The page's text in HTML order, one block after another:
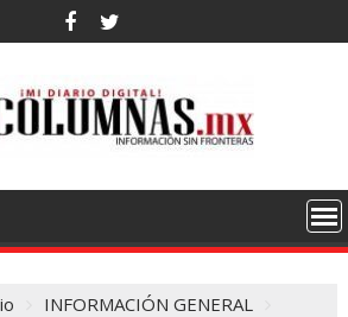
INFORMACIÓN GENERAL